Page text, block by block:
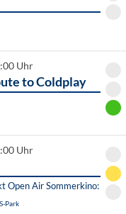
Uhr
to Coldplay
Uhr
Open Air Sommerkino:
Park